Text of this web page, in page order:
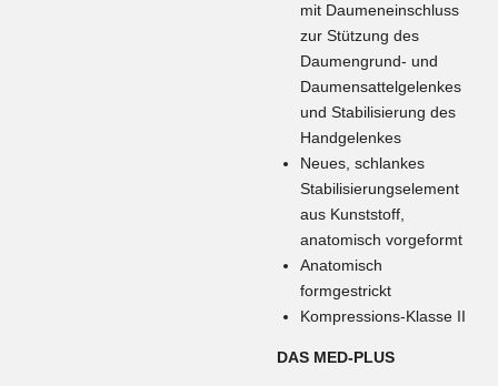
mit Daumeneinschluss
zur Stützung des
Daumengrund- und
Daumensattelgelenkes
und Stabilisierung des
Handgelenkes
Neues, schlankes
Stabilisierungselement
aus Kunststoff,
anatomisch vorgeformt
Anatomisch
formgestrickt
Kompressions-Klasse II
DAS MED-PLUS